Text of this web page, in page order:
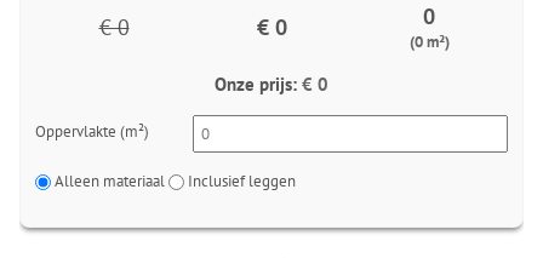
€ 0 € 0 0
(0 m²)
Onze prijs: € 0
Oppervlakte (m²)
Alleen materiaal Inclusief leggen